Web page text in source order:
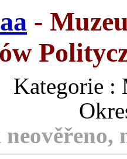
-
Kategorie